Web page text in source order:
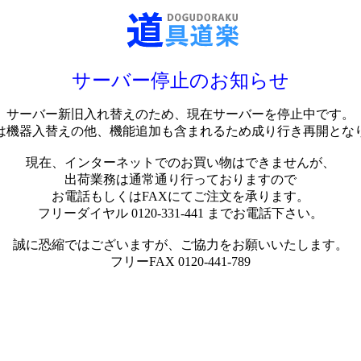
サーバー停止のお知らせ
サーバー新旧入れ替えのため、現在サーバーを停止中です。
機器入替えの他、機能追加も含まれるため成り行き再開とな
現在、インターネットでのお買い物はできませんが、
出荷業務は通常通り行っておりますので
お電話もしくはFAXにてご注文を承ります。
フリーダイヤル 0120-331-441 までお電話下さい。
誠に恐縮ではございますが、ご協力をお願いいたします。
フリーFAX 0120-441-789